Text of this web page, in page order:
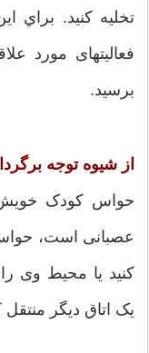
تخلیه کنید. براي
فعالیتهای مورد
برسید.
از شیوه توجه
حواس كودک خویش
عصبانی است،
كنید یا محیط وی
یک اتاق ديگر منتقل